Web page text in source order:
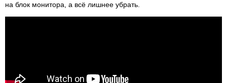
на блок монитора, а всё лишнее убрать.